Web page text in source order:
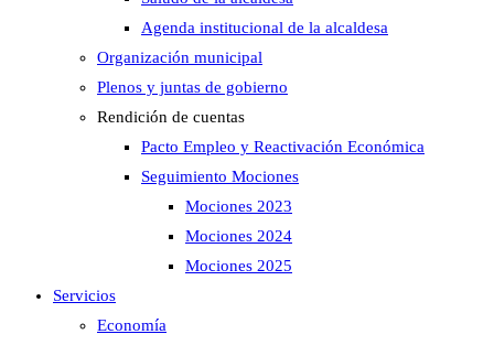
Agenda institucional de la alcaldesa
Organización municipal
Plenos y juntas de gobierno
Rendición de cuentas
Pacto Empleo y Reactivación Económica
Seguimiento Mociones
Mociones 2023
Mociones 2024
Mociones 2025
Servicios
Economía